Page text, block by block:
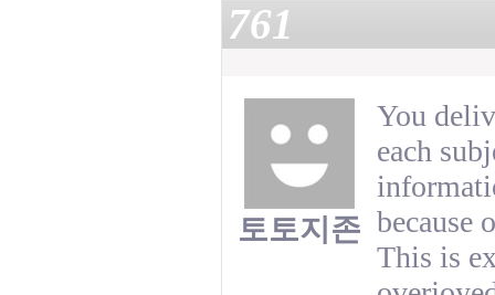
761
토토지존
You
each
because
This is